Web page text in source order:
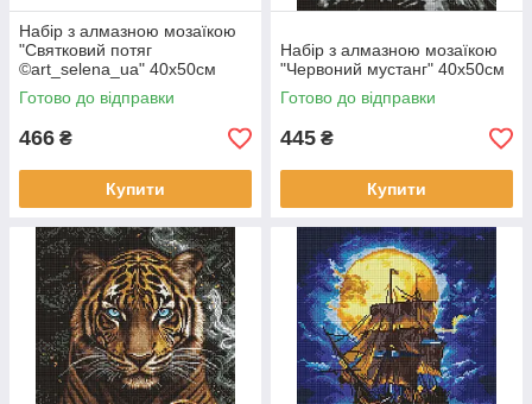
Набір з алмазною мозаїкою
"Святковий потяг
©art_selena_ua" 40х50см
Готово до відправки
466 ₴
Купити
Набір з алмазною мозаїкою
"Червоний мустанг" 40х50см
Готово до відправки
445 ₴
Купити